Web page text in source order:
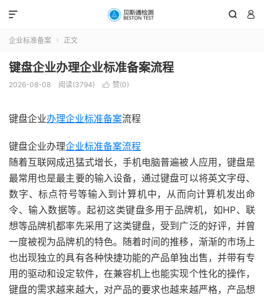
 

企业标准备案  正文
键盘企业办理企业标准备案流程
2026-08-08 阅读(3794)  赞(0)
键盘企业办理企业标准备案流程
键盘企业办理企业标准备案流程
随着互联网成迅猛式增长，手机电脑普遍被人应用，键盘是
最常用也是最主要的输入设备，通过键盘可以将英文字母、
数字、标点符号等输入到计算机中，从而向计算机发出命
令、输入数据等。起初这类键盘多用于品牌机，如HP、联
想等品牌机都率先采用了这类键盘，受到广泛的好评，并曾
一度被视为品牌机的特色。随着时间的推移，渐渐的市场上
也出现独立的具有各种快捷功能的产品单独出售，并带有专
用的驱动和设定软件，在兼容机上也能实现个性化的操作，
键盘的需求越来越大，对产品的要求也越来越严格，产品想